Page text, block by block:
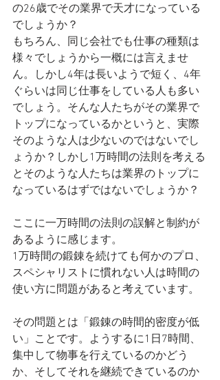
の26歳でその業界で天才になっている
でしょうか？
もちろん、同じ会社でも仕事の種類は
様々でしょうから一概には言えませ
ん。しかし4年は長いようで短く、4年
ぐらいは同じ仕事をしている人も多い
でしょう。そんな人たちがその業界で
トップになっているかというと、実際
そのような人は少ないのではないでし
ょうか？しかし1万時間の法則を考える
とそのような人たちは業界のトップに
なっているはずではないでしょうか？
ここに一万時間の法則の誤解と制約が
あるように感じます。
1万時間の鍛錬を続けても何かのプロ、
スペシャリストに慣れない人は時間の
使い方に問題があると考えています。
その問題とは「鍛錬の時間的密度が低
い」ことです。ようするに1日7時間、
集中して物事を行えているのかどう
か、そしてそれを継続できているのか